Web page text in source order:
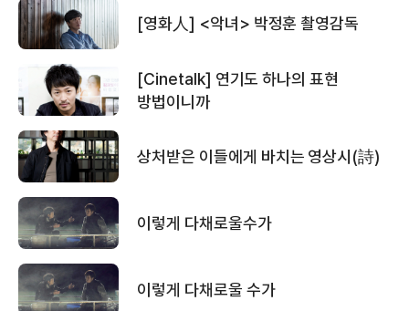
[영화人] <악녀> 박정훈 촬영감독
[Cinetalk] 연기도 하나의 표현
방법이니까
상처받은 이들에게 바치는 영상시(詩)
이렇게 다채로울수가
이렇게 다채로울 수가